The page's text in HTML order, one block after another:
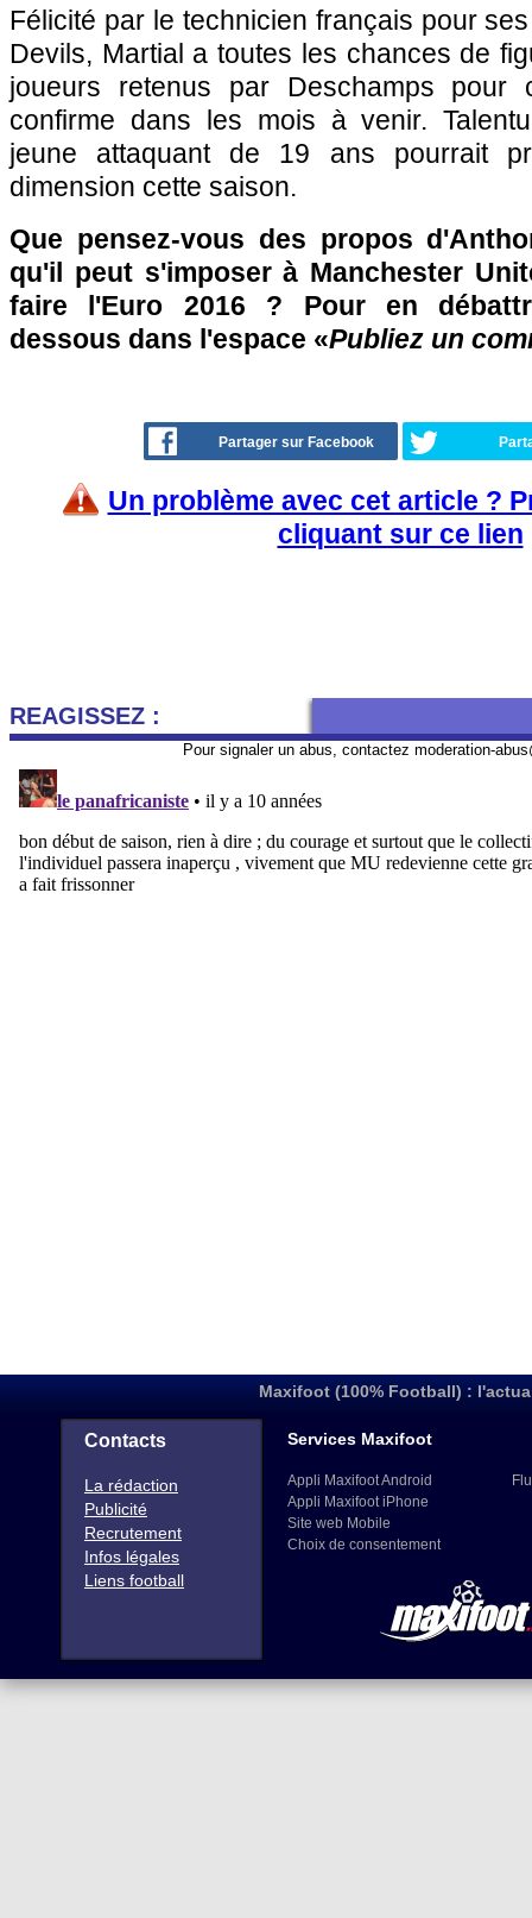
Félicité par le technicien français pour
Devils, Martial a toutes les chances de
joueurs retenus par Deschamps pour
confirme dans les mois à venir.
jeune attaquant de 19 ans pourrait
dimension cette saison.
Que pensez-vous des propos
qu'il peut s'imposer à Manchester
faire l'Euro 2016 ? Pour en
dessous dans l'espace «Publiez un
Partager sur Facebook
Un problème avec cet article ?
cliquant sur ce lien
REAGISSEZ :
Pour signaler un abus, contactez moderation-
Maxifoot (100% Football) :
Contacts
La rédaction
Publicité
Recrutement
Infos légales
Liens football
Services Maxifoot
Appli Maxifoot Android
Appli Maxifoot iPhone
Site web Mobile
Choix de consentement